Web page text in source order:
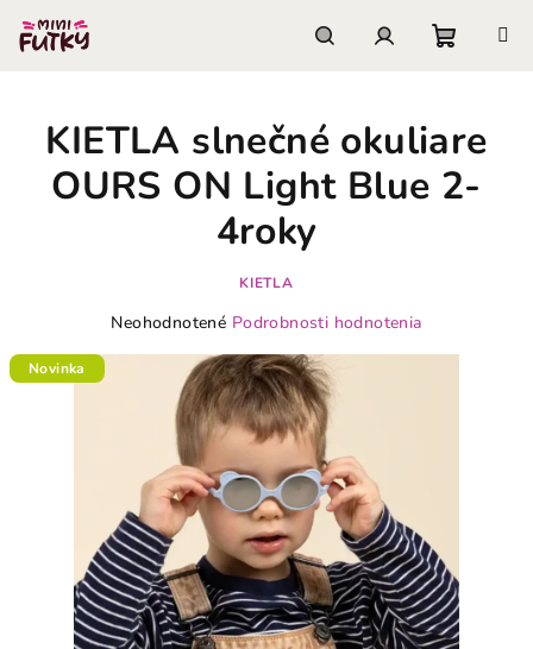
obsah
košík
KIETLA slnečné okuliare
OURS ON Light Blue 2-
4roky
KIETLA
Priemerné
hviezdičiek.
Neohodnotené Podrobnosti hodnotenia
Novinka